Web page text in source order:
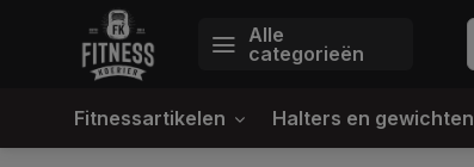
Alle
categorieën
Fitnessartikelen Halters en gewichten